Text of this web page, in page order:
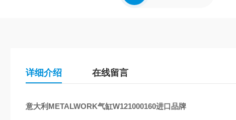
详细介绍 在线留言
意大利METALWORK气缸W121000160进口品牌